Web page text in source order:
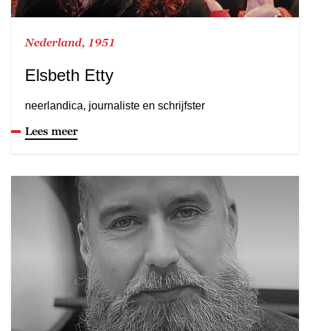
Nederland, 1951
Elsbeth Etty
neerlandica, journaliste en schrijfster
Lees meer